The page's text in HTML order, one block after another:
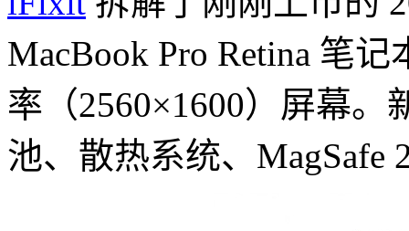
MacBook Pro Retina 笔
率（2560×1600）屏幕。
池、散热系统、MagSafe